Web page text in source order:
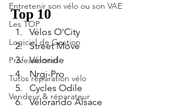
Entretenir son vélo ou son VAE
Les TOP
Logiciel de Gestion
Professionnel
Tutos réparation vélo
Vendeur & réparateur
Top 10
Vélos O'City
Street Move
Véloride
Nrgi-Pro
Cycles Odile
Vélorando Alsace